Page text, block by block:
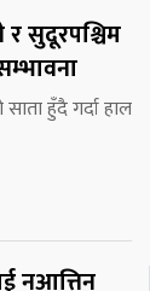
सुदूरपश्चिम
हुँदै गर्दा हाल
नआत्तिन